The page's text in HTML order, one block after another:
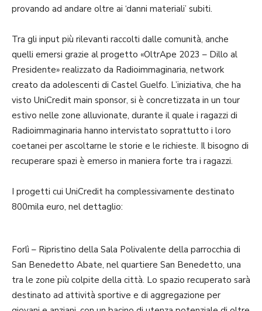
provando ad andare oltre ai ‘danni materiali’ subiti.
Tra gli input più rilevanti raccolti dalle comunità, anche
quelli emersi grazie al progetto «OltrApe 2023 – Dillo al
Presidente» realizzato da Radioimmaginaria, network
creato da adolescenti di Castel Guelfo. L’iniziativa, che ha
visto UniCredit main sponsor, si è concretizzata in un tour
estivo nelle zone alluvionate, durante il quale i ragazzi di
Radioimmaginaria hanno intervistato soprattutto i loro
coetanei per ascoltarne le storie e le richieste. Il bisogno di
recuperare spazi è emerso in maniera forte tra i ragazzi.
I progetti cui UniCredit ha complessivamente destinato
800mila euro, nel dettaglio:
Forlì – Ripristino della Sala Polivalente della parrocchia di
San Benedetto Abate, nel quartiere San Benedetto, una
tra le zone più colpite della città. Lo spazio recuperato sarà
destinato ad attività sportive e di aggregazione per